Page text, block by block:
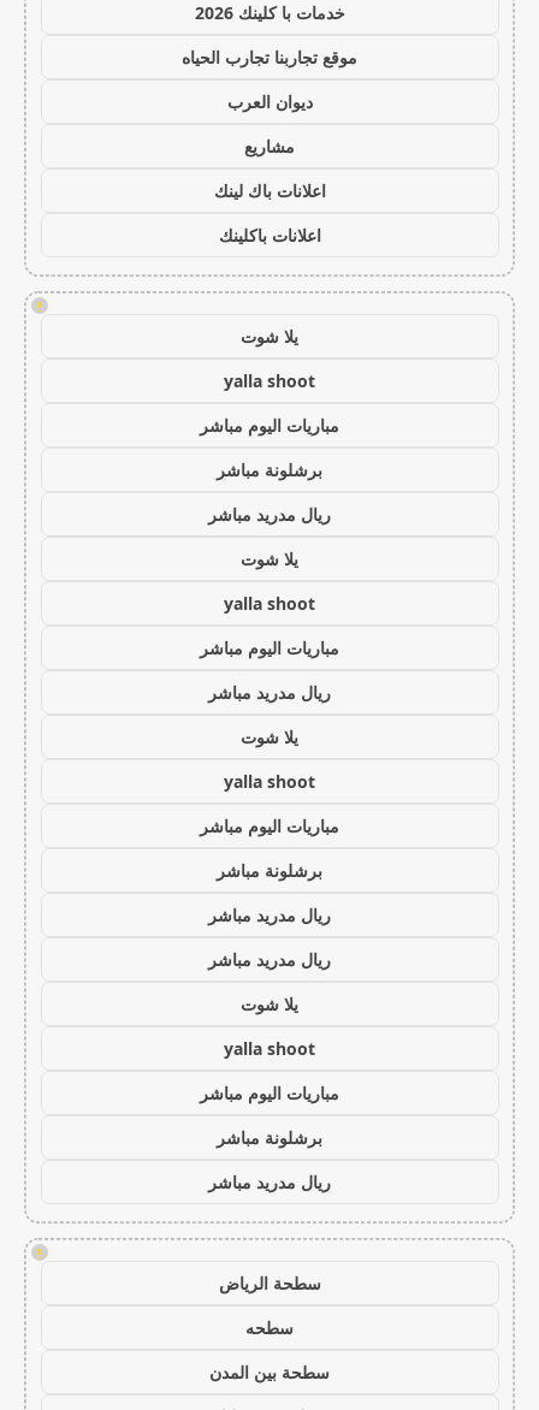
خدمات با كلينك 2026
موقع تجاربنا تجارب الحياه
ديوان العرب
مشاريع
اعلانات باك لينك
اعلانات باكلينك
!
يلا شوت
yalla shoot
مباريات اليوم مباشر
برشلونة مباشر
ريال مدريد مباشر
يلا شوت
yalla shoot
مباريات اليوم مباشر
ريال مدريد مباشر
يلا شوت
yalla shoot
مباريات اليوم مباشر
برشلونة مباشر
ريال مدريد مباشر
ريال مدريد مباشر
يلا شوت
yalla shoot
مباريات اليوم مباشر
برشلونة مباشر
ريال مدريد مباشر
!
سطحة الرياض
سطحه
سطحة بين المدن